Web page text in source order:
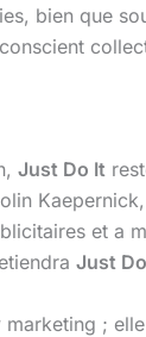
bien que
Just Do It
et a
Just
;